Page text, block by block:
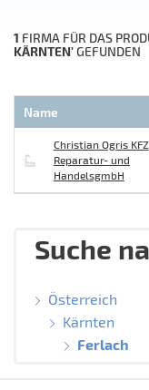
1 FIRMA FÜR DAS
KÄRNTEN'GEFUNDEN
Name
Christian Ogris KFZ
Reparatur- und
HandelsgmbH
Suche
Österreich
Kärnten
Ferlach